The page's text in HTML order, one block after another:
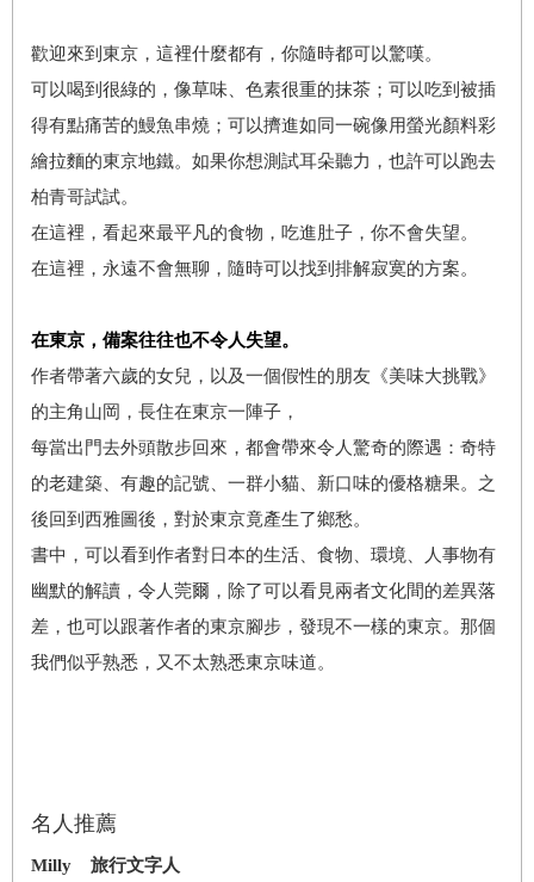
歡迎來到東京，這裡什麼都有，你隨時都可以驚嘆。
可以喝到很綠的，像草味、色素很重的抹茶；可以吃到被插
得有點痛苦的鰻魚串燒；可以擠進如同一碗像用螢光顏料彩
繪拉麵的東京地鐵。如果你想測試耳朵聽力，也許可以跑去
柏青哥試試。
在這裡，看起來最平凡的食物，吃進肚子，你不會失望。
在這裡，永遠不會無聊，隨時可以找到排解寂寞的方案。
在東京，備案往往也不令人失望。
作者帶著六歲的女兒，以及一個假性的朋友《美味大挑戰》
的主角山岡，長住在東京一陣子，
每當出門去外頭散步回來，都會帶來令人驚奇的際遇：奇特
的老建築、有趣的記號、一群小貓、新口味的優格糖果。之
後回到西雅圖後，對於東京竟產生了鄉愁。
書中，可以看到作者對日本的生活、食物、環境、人事物有
幽默的解讀，令人莞爾，除了可以看見兩者文化間的差異落
差，也可以跟著作者的東京腳步，發現不一樣的東京。那個
我們似乎熟悉，又不太熟悉東京味道。
名人推薦
Milly 旅行文字人